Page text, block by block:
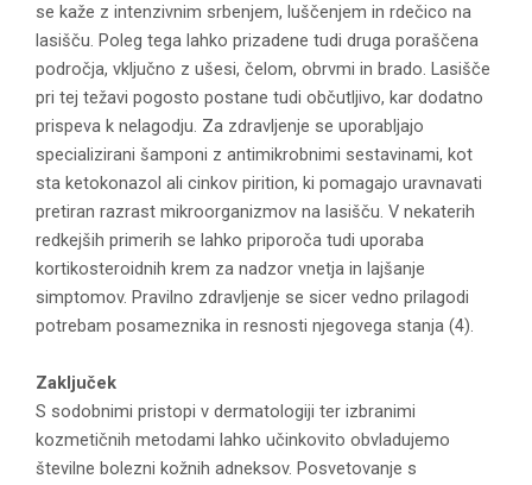
se kaže z intenzivnim srbenjem, luščenjem in rdečico na
lasišču. Poleg tega lahko prizadene tudi druga poraščena
področja, vključno z ušesi, čelom, obrvmi in brado. Lasišče
pri tej težavi pogosto postane tudi občutljivo, kar dodatno
prispeva k nelagodju. Za zdravljenje se uporabljajo
specializirani šamponi z antimikrobnimi sestavinami, kot
sta ketokonazol ali cinkov pirition, ki pomagajo uravnavati
pretiran razrast mikroorganizmov na lasišču. V nekaterih
redkejših primerih se lahko priporoča tudi uporaba
kortikosteroidnih krem za nadzor vnetja in lajšanje
simptomov. Pravilno zdravljenje se sicer vedno prilagodi
potrebam posameznika in resnosti njegovega stanja (4).
Zaključek
S sodobnimi pristopi v dermatologiji ter izbranimi
kozmetičnih metodami lahko učinkovito obvladujemo
številne bolezni kožnih adneksov. Posvetovanje s